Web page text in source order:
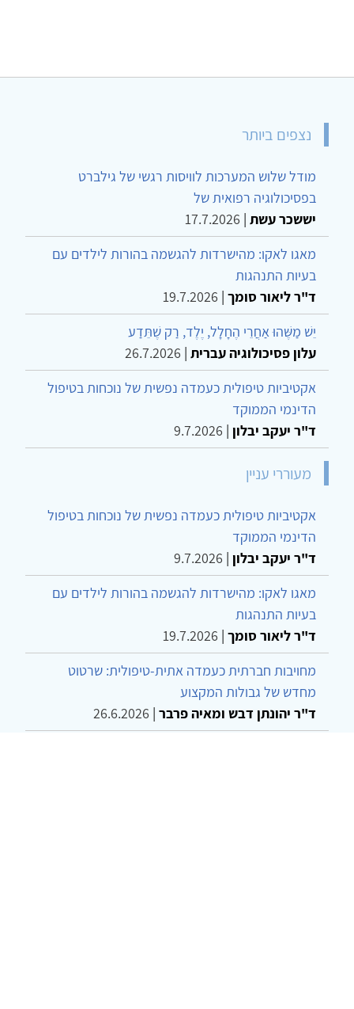
נצפים ביותר
מודל שלוש המערכות לוויסות רגשי של גילברט
בפסיכולוגיה רפואית של
יששכר עשת |
17.7.2026
מאגו לאקו: מהישרדות להגשמה בהורות לילדים עם
בעיות התנהגות
ד"ר ליאור סומך |
19.7.2026
יֵשׁ מַשֶּׁהוּ אַחֲרֵי הֶחָלָל, יֶלֶד, רַק שֶׁתֵּדַע
עלון פסיכולוגיה עברית |
26.7.2026
אקטיביות טיפולית כעמדה נפשית של נוכחות בטיפול
הדינמי הממוקד
ד"ר יעקב יבלון |
9.7.2026
מעוררי עניין
אקטיביות טיפולית כעמדה נפשית של נוכחות בטיפול
הדינמי הממוקד
ד"ר יעקב יבלון |
9.7.2026
מאגו לאקו: מהישרדות להגשמה בהורות לילדים עם
בעיות התנהגות
ד"ר ליאור סומך |
19.7.2026
מחויבות חברתית כעמדה אתית-טיפולית: שרטוט
מחדש של גבולות המקצוע
ד"ר יהונתן דבש ומאיה פרבר |
26.6.2026